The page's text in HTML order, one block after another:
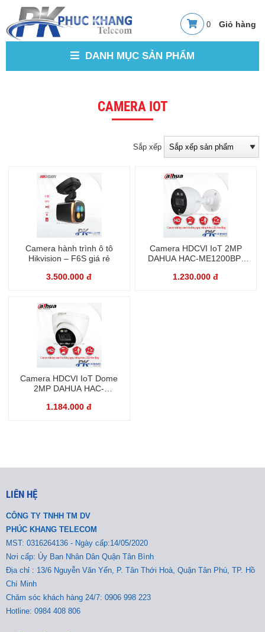
0
DANH MỤC SẢN PHẨM
CAMERA IOT
Sắp xếp
Camera hành trình ô tô
Hikvision – F6S giá rẻ
3.500.000 đ
Camera HDCVI IoT 2MP
DAHUA HAC-ME1200BP-
1.230.000 đ
Camera HDCVI IoT Dome
2MP DAHUA HAC-
1.184.000 đ
LIÊN HỆ
CÔNG TY TNHH TM DV
PHÚC KHANG TELECOM
MST: 0316264136 - Ngày cấp:14/05/2020
Nơi cấp: Ủy Ban Nhân Dân Quận Tân Bình
Địa chỉ : 13/6 Nguyễn Văn Yến, P. Tân Thới Hoà, Quận Tân Phú, TP. Hồ
Chí Minh
Chăm sóc khách hàng 24/7: 0906 998 223
Hotline: 0984 408 806